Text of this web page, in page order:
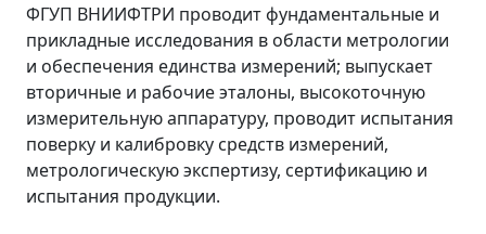
ФГУП ВНИИФТРИ проводит фундаментальные и
прикладные исследования в области метрологии
и обеспечения единства измерений; выпускает
вторичные и рабочие эталоны, высокоточную
измерительную аппаратуру, проводит испытания
поверку и калибровку средств измерений,
метрологическую экспертизу, сертификацию и
испытания продукции.